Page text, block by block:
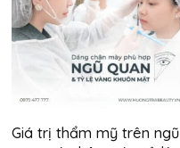
Giá trị thẩm mỹ trên ngũ